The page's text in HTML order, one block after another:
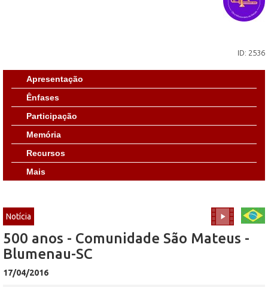
ID: 2536
Apresentação
Ênfases
Participação
Memória
Recursos
Mais
Notícia
500 anos - Comunidade São Mateus -
Blumenau-SC
17/04/2016